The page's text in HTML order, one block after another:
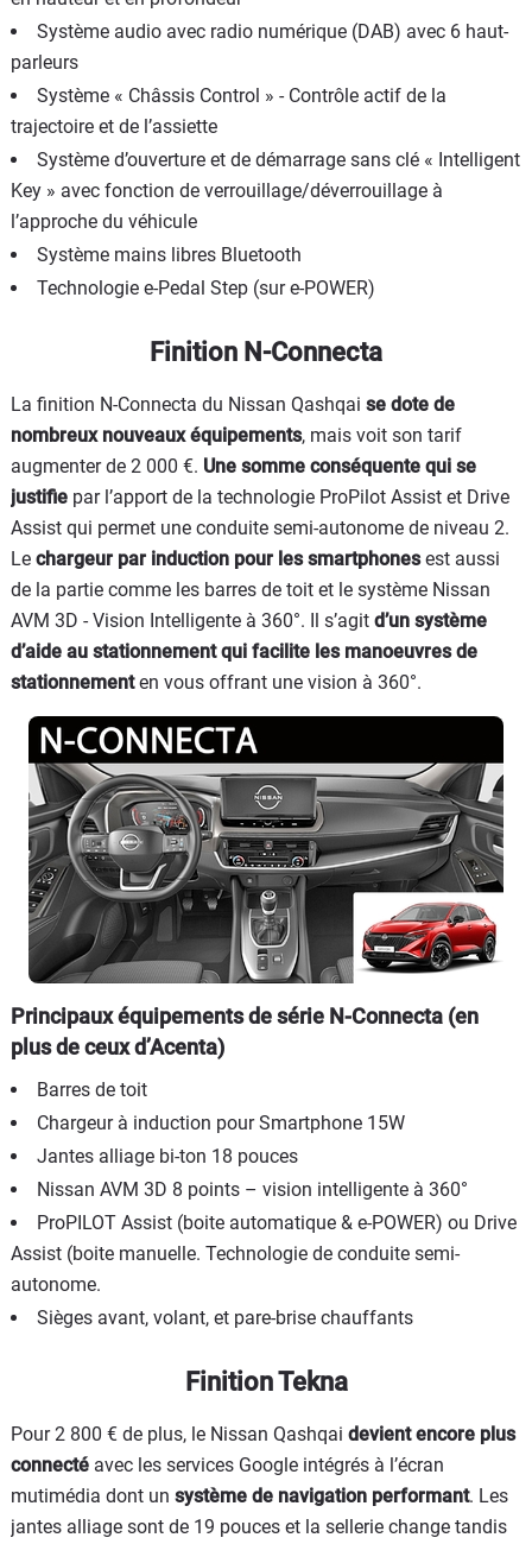
Système audio avec radio numérique (DAB) avec 6 haut-
parleurs
Système « Châssis Control » - Contrôle actif de la
trajectoire et de l’assiette
Système d’ouverture et de démarrage sans clé « Intelligent
Key » avec fonction de verrouillage/déverrouillage à
l’approche du véhicule
Système mains libres Bluetooth
Technologie e-Pedal Step (sur e-POWER)
Finition N-Connecta
La finition N-Connecta du Nissan Qashqai se dote de
nombreux nouveaux équipements, mais voit son tarif
augmenter de 2 000 €. Une somme conséquente qui se
justifie par l’apport de la technologie ProPilot Assist et Drive
Assist qui permet une conduite semi-autonome de niveau 2.
Le chargeur par induction pour les smartphonesest aussi
de la partie comme les barres de toit et le système Nissan
AVM 3D - Vision Intelligente à 360°. Il s’agit d’un système
d’aide au stationnement qui facilite les manoeuvres de
stationnementen vous offrant une vision à 360°.
Principaux équipements de série N-Connecta (en
plus de ceux d’Acenta)
Barres de toit
Chargeur à induction pour Smartphone 15W
Jantes alliage bi-ton 18 pouces
Nissan AVM 3D 8 points – vision intelligente à 360°
ProPILOT Assist (boite automatique & e-POWER) ou Drive
Assist (boite manuelle. Technologie de conduite semi-
autonome.
Sièges avant, volant, et pare-brise chauffants
Finition Tekna
Pour 2 800 € de plus, le Nissan Qashqai devient encore plus
connecté avec les services Google intégrés à l’écran
mutimédia dont un système de navigation performant. Les
jantes alliage sont de 19 pouces et la sellerie change tandis